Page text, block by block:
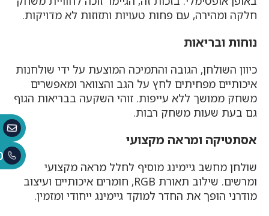
חלקה ומהירה, עם פחות טעויות ותזוזות לא מדויקות.
נוחות ובריאות
כיוון השולחן, הגובה והתמיכה המוצעת על ידי שולחנות
איכותיים מפחיתים לחץ על הגב והצוואר ומאפשרים
משחק ממושך ללא עייפות. זוהי השקעה בבריאות הגוף
גם בעת שעות משחק רבות.
אסתטיקה ומראה מקצועי
שולחן מחשב גיימינג מוסיף לחלל מראה מקצועי
ומרשים. שילוב תאורת RGB, חומרים איכותיים ועיצוב
מודרני הופך את החדר למוקד גיימינג ייחודי ומזמין.